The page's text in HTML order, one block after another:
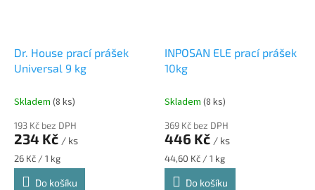
Dr. House prací prášek
Universal 9 kg
Skladem (8 ks)
193 Kč bez DPH
234 Kč / ks
Měrná
cena:
26 Kč / 1 kg
Do košíku
INPOSAN ELE prací prášek
10kg
Skladem (8 ks)
369 Kč bez DPH
446 Kč / ks
Měrná
cena:
44,60 Kč / 1 kg
Do košíku